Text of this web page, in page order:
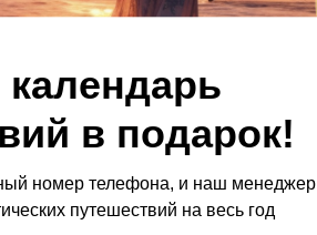
в подарок!
номер телефона, и наш менеджер
путешествий на весь год